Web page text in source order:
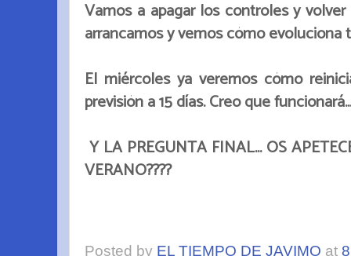
Vamos a apagar los controles y
arrancamos y vemos cómo evoluciona
El miércoles ya veremos cómo
previsión a 15 días. Creo que
Y LA PREGUNTA FINAL... OS
VERANO????
Posted by EL TIEMPO DE JAVIMO at